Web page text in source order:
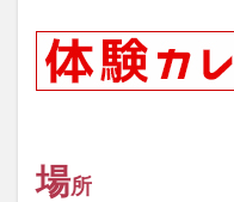
場所